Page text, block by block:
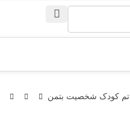
تم کودک شخصیت بتمن